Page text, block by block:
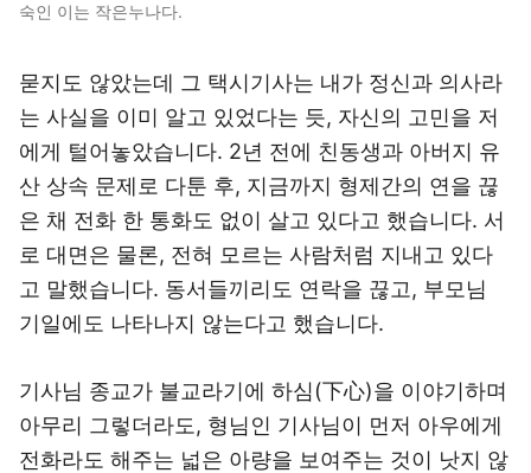
숙인 이는 작은누나다.
묻지도 않았는데 그 택시기사는 내가 정신과 의사라
는 사실을 이미 알고 있었다는 듯, 자신의 고민을 저
에게 털어놓았습니다. 2년 전에 친동생과 아버지 유
산 상속 문제로 다툰 후, 지금까지 형제간의 연을 끊
은 채 전화 한 통화도 없이 살고 있다고 했습니다. 서
로 대면은 물론, 전혀 모르는 사람처럼 지내고 있다
고 말했습니다. 동서들끼리도 연락을 끊고, 부모님
기일에도 나타나지 않는다고 했습니다.
기사님 종교가 불교라기에 하심(下心)을 이야기하며
아무리 그렇더라도, 형님인 기사님이 먼저 아우에게
전화라도 해주는 넓은 아량을 보여주는 것이 낫지 않